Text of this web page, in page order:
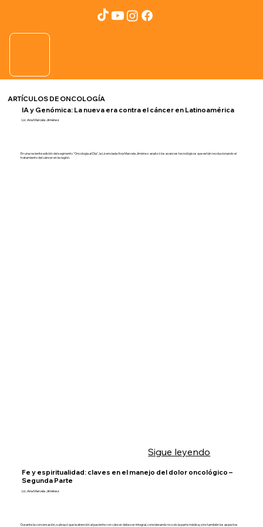
ARTÍCULOS DE ONCOLOGÍA
IA y Genómica: La nueva era contra el cáncer en Latinoamérica
Lic. Ana Marcela Jiménez
En una reciente edición del segmento "Oncología al Día", la Licenciada Ana Marcela Jiménez analizó los avances tecnológicos que están revolucionando el
tratamiento del cáncer en la región.
Sigue leyendo
Fe y espiritualidad: claves en el manejo del dolor oncológico –
Segunda Parte
Lic. Ana Marcela Jiménez
Durante la conversación, subrayó que la atención al paciente con cáncer debe ser integral, considerando no solo la parte médica, sino también los aspectos